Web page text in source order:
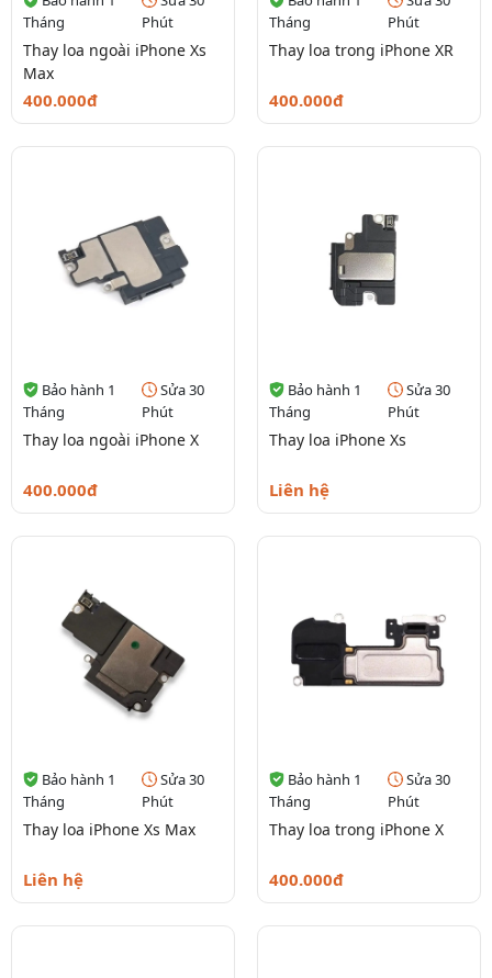
Tháng
Phút
Thay loa ngoài iPhone Xs
Max
400.000đ
Tháng
Phút
Thay loa trong iPhone XR
400.000đ
Bảo hành 1
Tháng
Sửa 30
Phút
Thay loa ngoài iPhone X
400.000đ
Bảo hành 1
Tháng
Sửa 30
Phút
Thay loa iPhone Xs
Liên hệ
Bảo hành 1
Tháng
Sửa 30
Phút
Thay loa iPhone Xs Max
Liên hệ
Bảo hành 1
Tháng
Sửa 30
Phút
Thay loa trong iPhone X
400.000đ